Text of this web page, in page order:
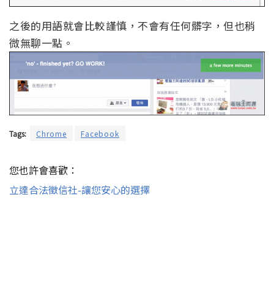
之後的用語就會比較謹慎，不會有任何髒字，但也稍
微無聊一點。
Tags: Chrome Facebook
您也許會喜歡：
立達合法徵信社-讓您安心的選擇